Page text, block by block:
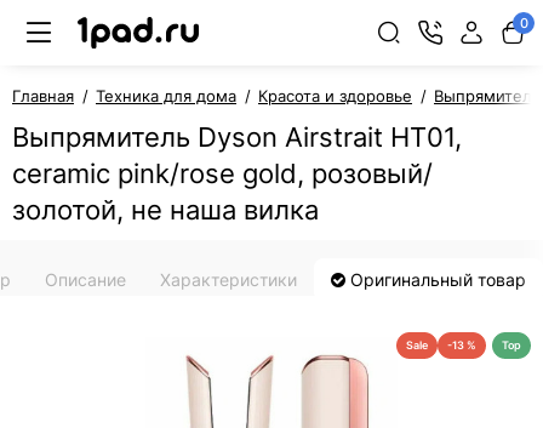
0
Главная Техника для дома Красота и здоровье Выпрямители
Выпрямитель Dyson Airstrait HT01,
сeramic pink/rose gold, розовый/
золотой, не наша вилка
Описание Характеристики Оригинальный товар
Sale -13 % Top